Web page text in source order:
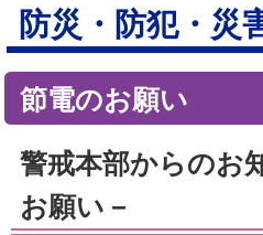
防災・防犯・災
節電のお願い
警戒本部からのお
お願い－